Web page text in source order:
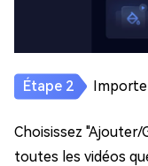
Choisissez
toutes les vidéos